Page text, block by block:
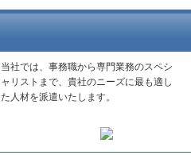
当社では、事務職から専門業務のスペシ
ャリストまで、貴社のニーズに最も適し
た人材を派遣いたします。